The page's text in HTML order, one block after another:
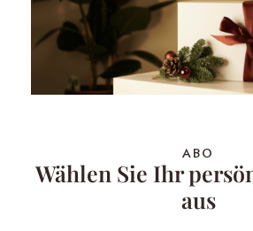
ABO
Wählen Sie Ihr
aus